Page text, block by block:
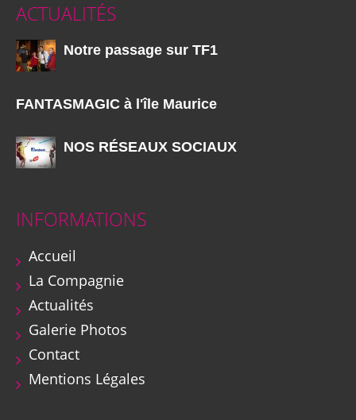
ACTUALITÉS
Notre passage sur TF1
FANTASMAGIC à l'île Maurice
NOS RÉSEAUX SOCIAUX
INFORMATIONS
Accueil
La Compagnie
Actualités
Galerie Photos
Contact
Mentions Légales